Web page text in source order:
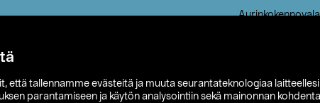
että tallennamme evästeitä ja muuta seurantateknologiaa laitteellesi
parantamiseen ja käytön analysointiin sekä mainonnan